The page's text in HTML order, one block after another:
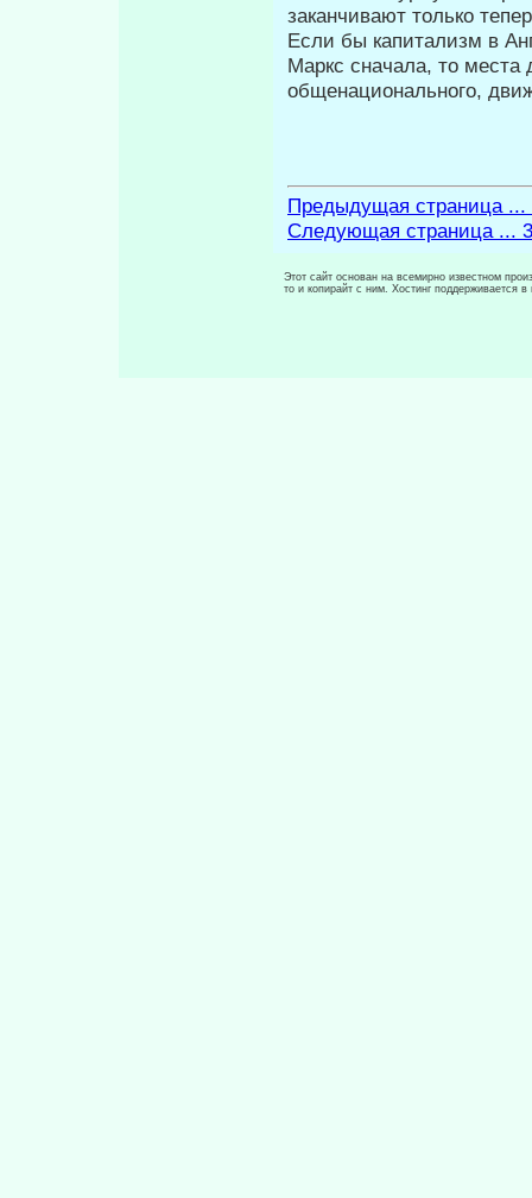
заканчивают только
Если бы капитализм в
Маркс сначала, то места
общенационального,
Предыдущая страница ...
Следующая страница ...
Этот сайт основан на всемирно известном
то и копирайт с ним. Хостинг поддерживается